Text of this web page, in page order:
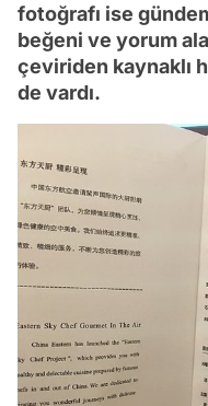
fotoğrafı ise
beğeni ve yorum
çeviriden kaynaklı
de vardı.